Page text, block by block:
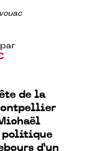
de la
politique
d’un